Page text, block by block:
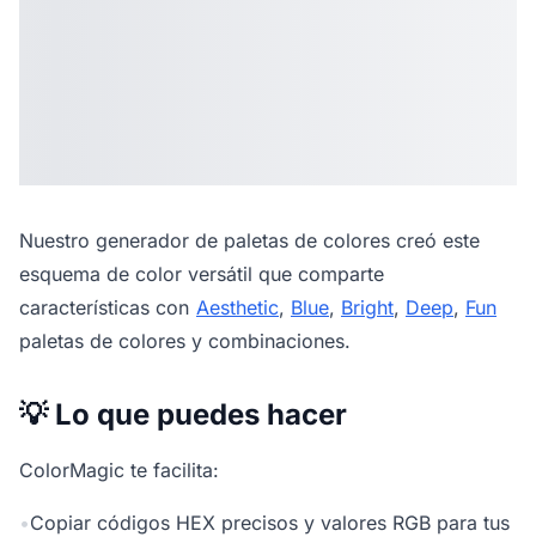
Nuestro generador de paletas de colores creó este
esquema de color versátil que comparte
características con Aesthetic, Blue, Bright, Deep, Fun
paletas de colores y combinaciones.
💡 Lo que puedes hacer
ColorMagic te facilita:
•Copiar códigos HEX precisos y valores RGB para tus